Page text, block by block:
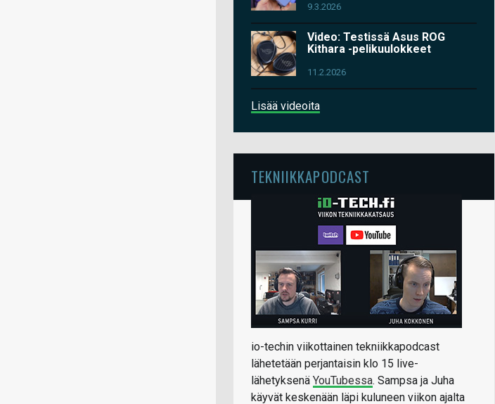
9.3.2026
Video: Testissä Asus ROG
Kithara -pelikuulokkeet
11.2.2026
Lisää videoita
TEKNIIKKAPODCAST
io-techin viikottainen tekniikkapodcast
lähetetään perjantaisin klo 15 live-
lähetyksenä YouTubessa. Sampsa ja Juha
käyvät keskenään läpi kuluneen viikon ajalta